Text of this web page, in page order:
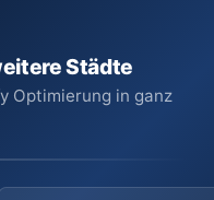
Städte
Optimierung in ganz